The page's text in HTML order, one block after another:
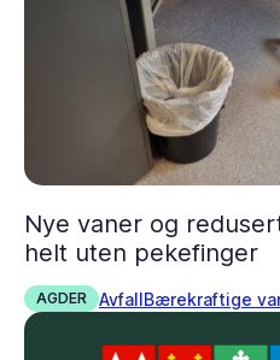
Nye vaner og
helt uten pekefinger
AGDER AvfallBærekraftige